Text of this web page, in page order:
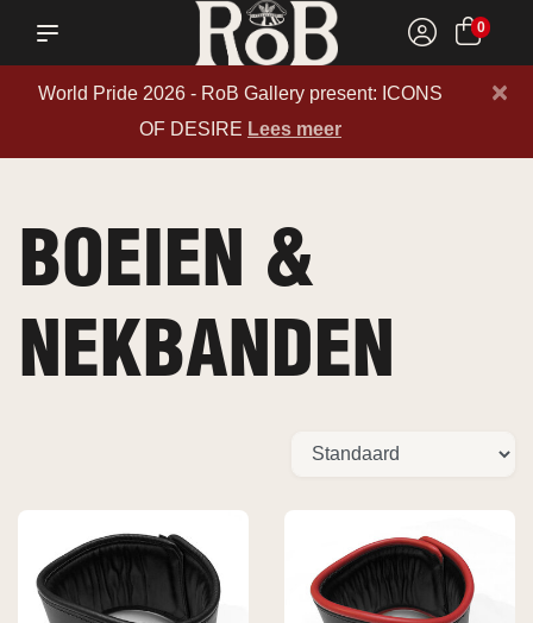
0
World Pride 2026 - RoB Gallery present: ICONS
OF DESIRE Lees meer
×
BOEIEN &
NEKBANDEN